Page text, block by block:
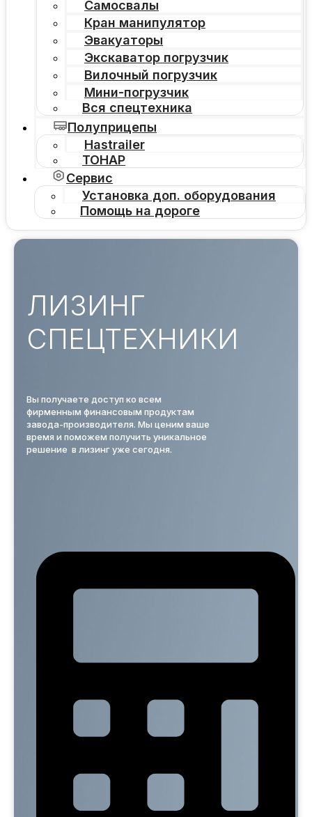
Самосвалы
Кран манипулятор
Эвакуаторы
Экскаватор погрузчик
Вилочный погрузчик
Мини-погрузчик
Вся спецтехника
Полуприцепы
Hastrailer
ТОНАР
Сервис
Установка доп. оборудования
Помощь на дороге
ЛИЗИНГ
СПЕЦТЕХНИКИ
Вы получаете доступ ко всем
фирменным финансовым продуктам
завода-производителя. Мы ценим ваше
время и поможем получить уникальное
решение в лизинг уже сегодня.